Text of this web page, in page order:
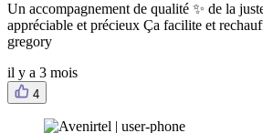
Un accompagnement de qualité ✨️ de la
appréciable et précieux Ça facilite et
gregory
il y a 3 mois
4